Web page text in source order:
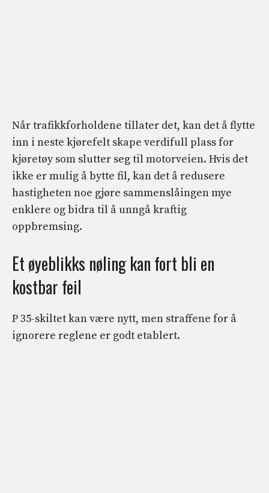
Når trafikkforholdene tillater det, kan det å flytte
inn i neste kjørefelt skape verdifull plass for
kjøretøy som slutter seg til motorveien. Hvis det
ikke er mulig å bytte fil, kan det å redusere
hastigheten noe gjøre sammenslåingen mye
enklere og bidra til å unngå kraftig
oppbremsing.
Et øyeblikks nøling kan fort bli en
kostbar feil
P 35-skiltet kan være nytt, men straffene for å
ignorere reglene er godt etablert.